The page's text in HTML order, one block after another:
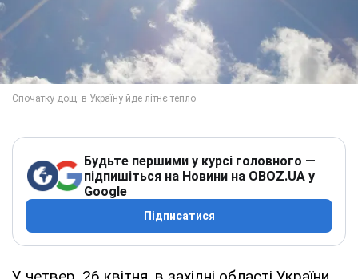
Будьте першими у курсі головного —
підпишіться на Новини на OBOZ.UA у
Google
Підписатися